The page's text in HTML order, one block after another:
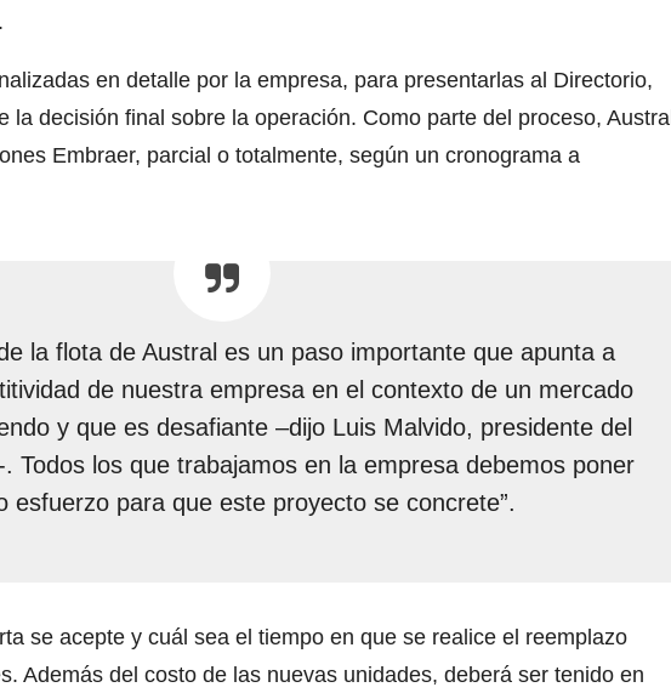
en detalle por la empresa, para presentarlas al Directorio,
la decisión final sobre la operación. Como parte del proceso, Austral
Embraer, parcial o totalmente, según un cronograma a
la flota de Austral es un paso importante que apunta a
de nuestra empresa en el contexto de un mercado
y que es desafiante –dijo Luis Malvido, presidente del
Todos los que trabajamos en la empresa debemos poner
esfuerzo para que este proyecto se concrete”.
se acepte y cuál sea el tiempo en que se realice el reemplazo
Además del costo de las nuevas unidades, deberá ser tenido en